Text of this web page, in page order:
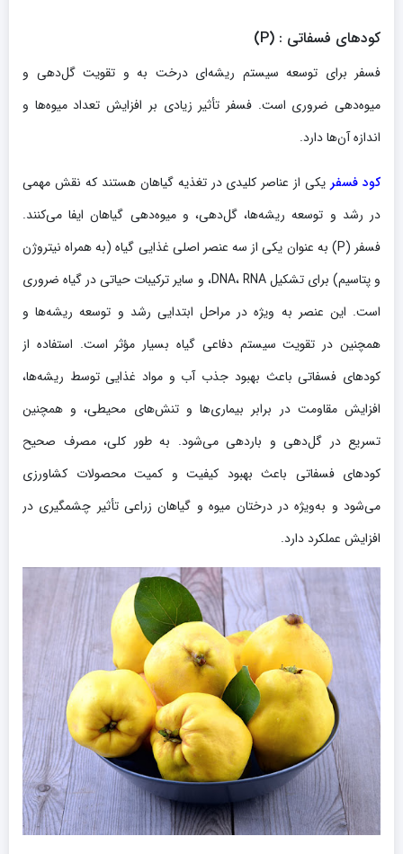
کودهای فسفاتی : (P)
فسفر برای توسعه سیستم ریشه‌ای درخت به و تقویت گل‌دهی و
میوه‌دهی ضروری است. فسفر تأثیر زیادی بر افزایش تعداد میوه‌ها و
اندازه آن‌ها دارد.
کود فسفر یکی از عناصر کلیدی در تغذیه گیاهان هستند که نقش مهمی
در رشد و توسعه ریشه‌ها، گل‌دهی، و میوه‌دهی گیاهان ایفا می‌کنند.
فسفر (P) به عنوان یکی از سه عنصر اصلی غذایی گیاه (به همراه نیتروژن
و پتاسیم) برای تشکیل DNA، RNA، و سایر ترکیبات حیاتی در گیاه ضروری
است. این عنصر به ویژه در مراحل ابتدایی رشد و توسعه ریشه‌ها و
همچنین در تقویت سیستم دفاعی گیاه بسیار مؤثر است. استفاده از
کودهای فسفاتی باعث بهبود جذب آب و مواد غذایی توسط ریشه‌ها،
افزایش مقاومت در برابر بیماری‌ها و تنش‌های محیطی، و همچنین
تسریع در گل‌دهی و باردهی می‌شود. به طور کلی، مصرف صحیح
کودهای فسفاتی باعث بهبود کیفیت و کمیت محصولات کشاورزی
می‌شود و به‌ویژه در درختان میوه و گیاهان زراعی تأثیر چشمگیری در
افزایش عملکرد دارد.